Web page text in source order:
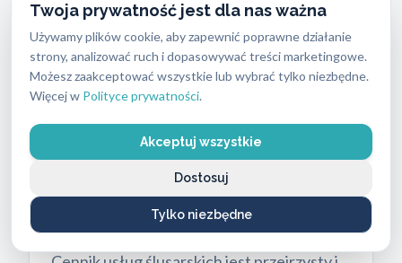
Twoja prywatność jest dla nas ważna
Używamy plików cookie, aby zapewnić poprawne działanie
strony, analizować ruch i dopasowywać treści marketingowe.
Możesz zaakceptować wszystkie lub wybrać tylko niezbędne.
Więcej w Polityce prywatności.
Akceptuj wszystkie
Tylko niezbędne
Dostosuj
skomplikowania mechanizmu, rodzaju
zamka, terminu realizacji oraz innych
zależności związanych z zakresem prac i
klasą bezpieczeństwa nowej wkładki.
Wymiana zamków w Gocławiu może
kosztować od 130 zł do 800 zł.
przedstawiamy szczegółowe zestawienie
kosztów dla najpopularniejszych usług i